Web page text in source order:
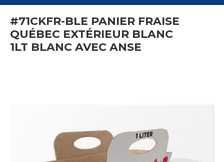
#71CKFR-BLE PANIER FRAISE
QUÉBEC EXTÉRIEUR BLANC
1LT BLANC AVEC ANSE